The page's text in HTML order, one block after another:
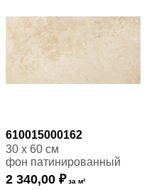
610015000162
30 x 60 см
фон патинированный
2 340,00 ₽ за м²